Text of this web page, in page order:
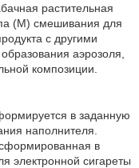
растительная
(M) смешивания для
с другими
аэрозоля,
композиции.
в заданную
наполнителя.
в
электронной сигареты